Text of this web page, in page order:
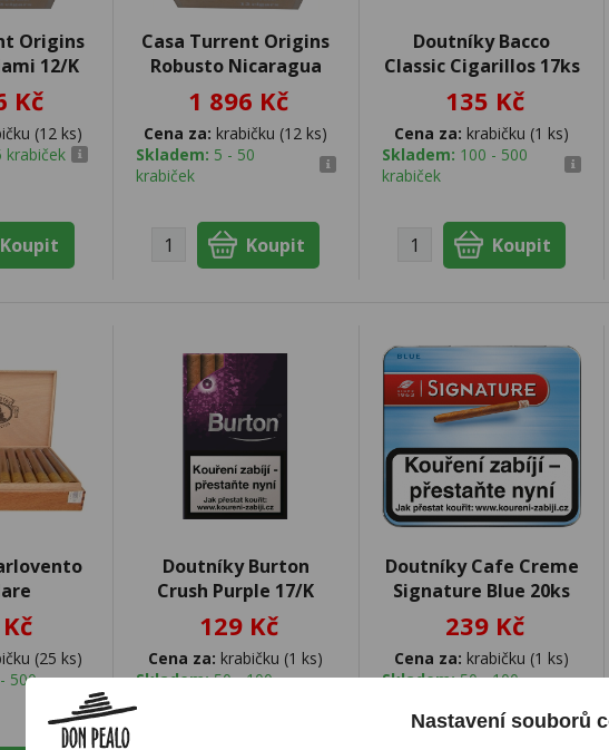
Origins
12/K
Kč
(12 ks)
krabiček
Casa Turrent Origins
Robusto Nicaragua
1 896 Kč
Cena za: krabičku (12 ks)
Skladem: 5 - 50
krabiček
Doutníky Bacco
Classic Cigarillos 17ks
135 Kč
Cena za: krabičku (1 ks)
Skladem: 100 - 500
krabiček
(25 ks)
500
Doutníky Burton
Crush Purple 17/K
129 Kč
Cena za: krabičku (1 ks)
Skladem:50 - 100
Doutníky Cafe Creme
Signature Blue 20ks
239 Kč
Cena za: krabičku (1 ks)
Skladem:50 - 100
Nastavení souborů